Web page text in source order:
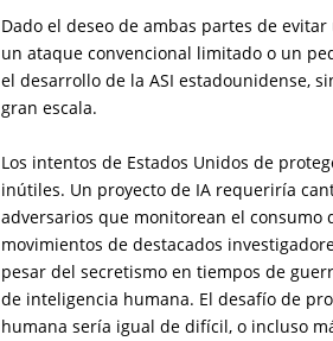
Dado el deseo de ambas partes de
un ataque convencional limitado o un
el desarrollo de la ASI estadounidense,
gran escala.
Los intentos de Estados Unidos de
inútiles. Un proyecto de IA requeriría
adversarios que monitorean el consumo
movimientos de destacados
pesar del secretismo en tiempos de
de inteligencia humana. El desafío de
humana sería igual de difícil, o incluso